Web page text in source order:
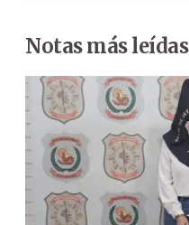
Notas más leídas